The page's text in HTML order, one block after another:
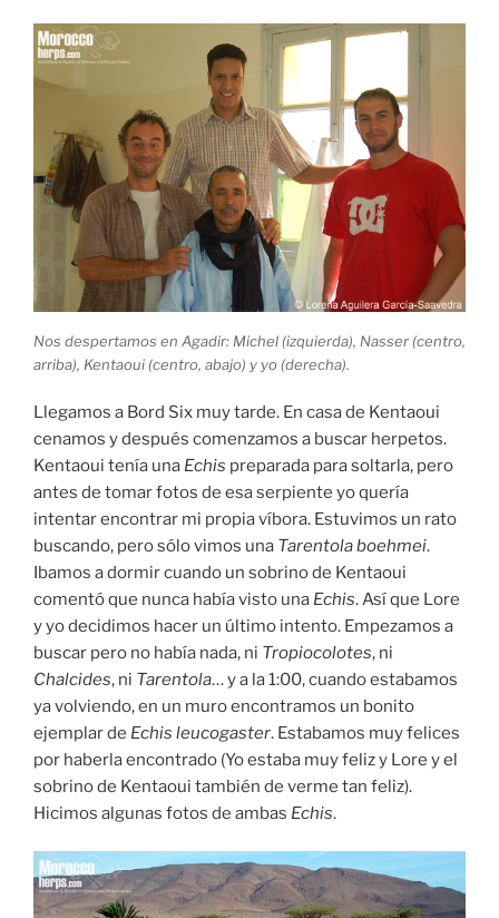
Nos despertamos en Agadir: Michel (izquierda), Nasser (centro,
arriba), Kentaoui (centro, abajo) y yo (derecha).
Llegamos a Bord Six muy tarde. En casa de Kentaoui
cenamos y después comenzamos a buscar herpetos.
Kentaoui tenía una Echis preparada para soltarla, pero
antes de tomar fotos de esa serpiente yo quería
intentar encontrar mi propia víbora. Estuvimos un rato
buscando, pero sólo vimos una Tarentola boehmei.
Ibamos a dormir cuando un sobrino de Kentaoui
comentó que nunca había visto una Echis. Así que Lore
y yo decidimos hacer un último intento. Empezamos a
buscar pero no había nada, ni Tropiocolotes, ni
Chalcides, ni Tarentola… y a la 1:00, cuando estabamos
ya volviendo, en un muro encontramos un bonito
ejemplar de Echis leucogaster. Estabamos muy felices
por haberla encontrado (Yo estaba muy feliz y Lore y el
sobrino de Kentaoui también de verme tan feliz).
Hicimos algunas fotos de ambas Echis.